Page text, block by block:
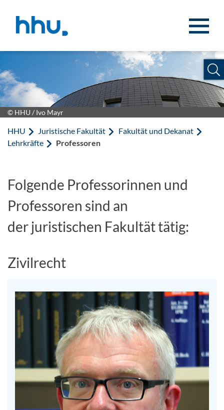
© HHU / Ivo Mayr
HHU Juristische Fakultät
Fakultät und Dekanat
Lehrkräfte
Professoren
Folgende Professorinnen und
Professoren sind an
der juristischen Fakultät tätig:
Zivilrecht